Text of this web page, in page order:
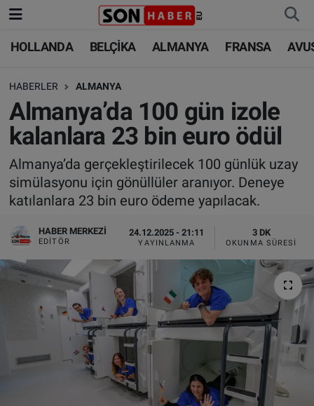
HOLLANDA BELÇİKA ALMANYA FRANSA
HABERLER ALMANYA
Almanya’da 100 gün izole
kalanlara 23 bin euro ödül
Almanya’da gerçekleştirilecek 100 günlük uzay
simülasyonu için gönüllüler aranıyor. Deneye
katılanlara 23 bin euro ödeme yapılacak.
HABER MERKEZI
EDITÖR
24.12.2025 - 21:11
YAYINLANMA
3 DK
OKUNMA SÜRESI
HOLLANDA
BELÇİKA
ALMANYA
FRANSA
AVUSTURYA
SAĞLIK - YAŞAM
BİLİM-TEKNOLOJİ
HOLLANDA
BELÇİKA
ALMANYA
TÜRKİYE
DÜNYA
BİLİM-TEKNOLOJİ
SAĞLIK
FOTO GALERİ
VIDEO GALERİ
ALGEMENE VOORWAARDEN
Nöbetçi Eczaneler
Hava Durumu
Trafik Durumu
Süper Lig Puan Durumu ve Fikstür
Tüm Manşetler
Son Dakika Haberleri
Haber Arşivi